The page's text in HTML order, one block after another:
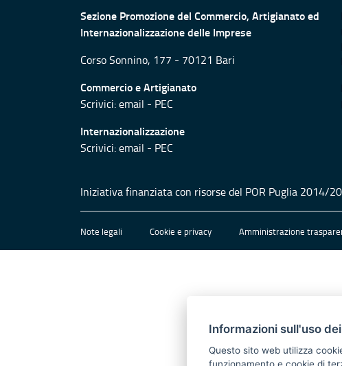
Sezione Promozione del Commercio, Artigianato ed
Internazionalizzazione delle Imprese
Corso Sonnino, 177 - 70121 Bari
Commercio e Artigianato
Scrivici:email - PEC
Internazionalizzazione
Scrivici:email - PEC
Iniziativa finanziata con risorse del POR Puglia 2014/
Note legali Cookie e privacy Amministrazione
Informazioni sull'uso
Questo sito web utilizza